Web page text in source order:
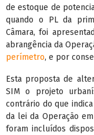
de estoque de
quando o PL da
Câmara, foi
abrangência da
perímetro, e por
Esta proposta de
SIM o projeto
contrário do que
da lei da Operação
foram incluídos